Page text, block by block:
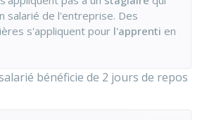
salarié de l'entreprise. Des
s'appliquent pour l'apprenti en
bénéficie de 2 jours de repos